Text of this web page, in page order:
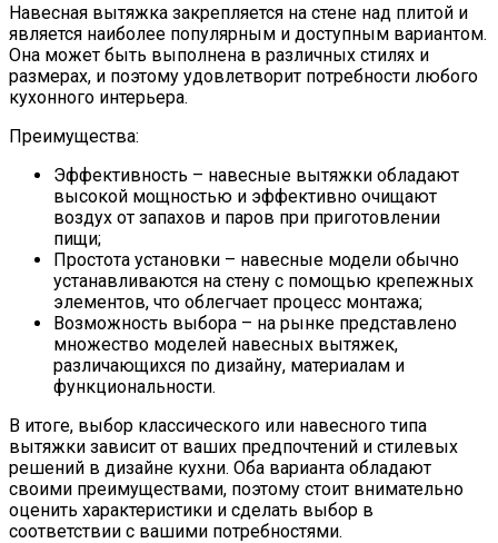
Навесная вытяжка закрепляется на стене над плитой и
является наиболее популярным и доступным вариантом.
Она может быть выполнена в различных стилях и
размерах, и поэтому удовлетворит потребности любого
кухонного интерьера.
Преимущества:
Эффективность – навесные вытяжки обладают
высокой мощностью и эффективно очищают
воздух от запахов и паров при приготовлении
пищи;
Простота установки – навесные модели обычно
устанавливаются на стену с помощью крепежных
элементов, что облегчает процесс монтажа;
Возможность выбора – на рынке представлено
множество моделей навесных вытяжек,
различающихся по дизайну, материалам и
функциональности.
В итоге, выбор классического или навесного типа
вытяжки зависит от ваших предпочтений и стилевых
решений в дизайне кухни. Оба варианта обладают
своими преимуществами, поэтому стоит внимательно
оценить характеристики и сделать выбор в
соответствии с вашими потребностями.